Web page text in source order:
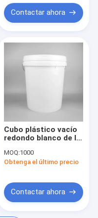
Contactar ahora
Cubo plástico vacío
redondo blanco de la
para la pintura
MOQ:1000
Obtenga el último precio
Contactar ahora